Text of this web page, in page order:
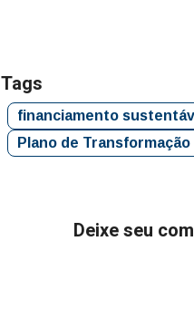
Tags
financiamento
Plano de
Deixe seu